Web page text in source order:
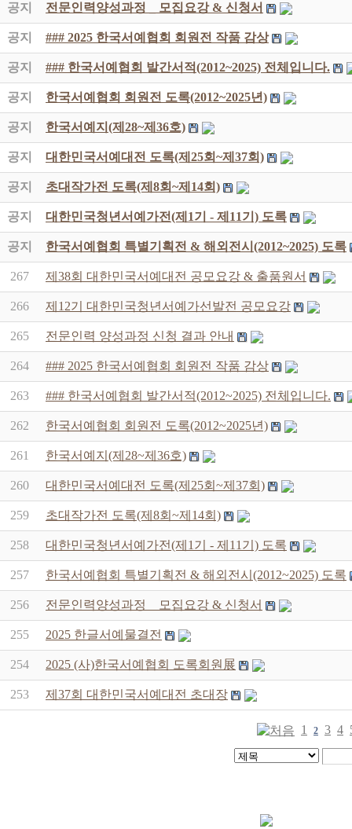
공지 전문인력양성과정 _ 모집요강 & 신청서
공지 ### 2025 한국서예협회 회원전 작품 감상
공지 ### 한국서예협회 발간서적(2012~2025) 전체입니다.
공지 한국서예협회 회원전 도록(2012~2025년)
공지 한국서예지(제28~제36호)
공지 대한민국서예대전 도록(제25회~제37회)
공지 초대작가전 도록(제8회~제14회)
공지 대한민국청년서예가전(제1기 - 제11기) 도록
공지 한국서예협회 특별기획전 & 해외전시(2012~2025) 도록
267 제38회 대한민국서예대전 공모요강 & 출품원서
266 제12기 대한민국청년서예가선발전 공모요강
265 전문인력 양성과정 신청 결과 안내
264 ### 2025 한국서예협회 회원전 작품 감상
263 ### 한국서예협회 발간서적(2012~2025) 전체입니다.
262 한국서예협회 회원전 도록(2012~2025년)
261 한국서예지(제28~제36호)
260 대한민국서예대전 도록(제25회~제37회)
259 초대작가전 도록(제8회~제14회)
258 대한민국청년서예가전(제1기 - 제11기) 도록
257 한국서예협회 특별기획전 & 해외전시(2012~2025) 도록
256 전문인력양성과정 _ 모집요강 & 신청서
255 2025 한글서예물결전
254 2025 (사)한국서예협회 도록회원展
253 제37회 대한민국서예대전 초대장
1 2 3 4